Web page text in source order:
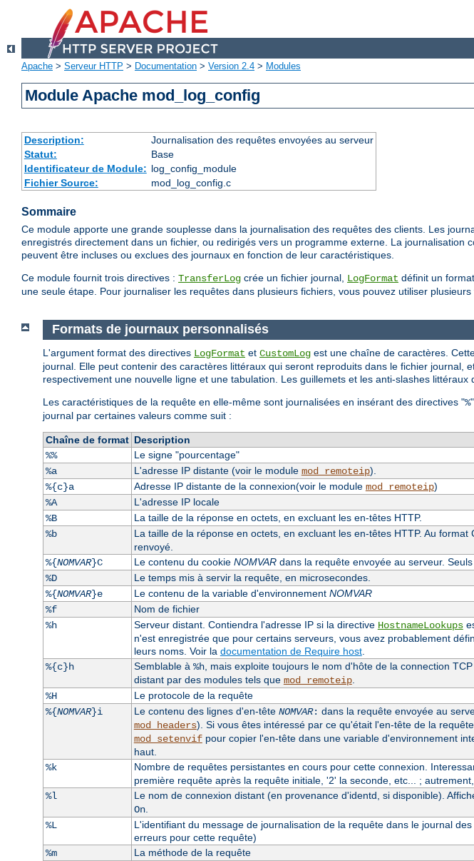
Apache > Serveur HTTP > Documentation > Version 2.4 > Modules
Module Apache mod_log_config
Description:
Journalisation des requêtes envoyées au serveur
Statut:
Base
Identificateur de Module: log_config_module
Fichier Source:
mod_log_config.c
Sommaire
Ce module apporte une grande souplesse dans la journalisation des requêtes des clients. Les
enregistrés directement dans un fichier, ou redirigés vers un programme externe. La journalisation
peuvent être incluses ou exclues des journaux en fonction de leur caractéristiques.
Ce module fournit trois directives : TransferLog crée un fichier journal, LogFormat définit un
une seule étape. Pour journaliser les requêtes dans plusieurs fichiers, vous pouvez utiliser
Formats de journaux personnalisés
L'argument format des directives LogFormat et CustomLog est une chaîne de caractères.
journal. Elle peut contenir des caractères littéraux qui seront reproduits dans le fichier journal,
respectivement une nouvelle ligne et une tabulation. Les guillemets et les anti-slashes littéraux
Les caractéristiques de la requête en elle-même sont journalisées en insérant des directives "%
journal par certaines valeurs comme suit :
Chaîne de format Description
%%
Le signe "pourcentage"
%a
L'adresse IP distante (voir le module mod_remoteip).
%{c}a
Adresse IP distante de la connexion(voir le module mod_remoteip)
%A
L'adresse IP locale
%B
La taille de la réponse en octets, en excluant les en-têtes HTTP.
%b
La taille de la réponse en octets, en excluant les en-têtes HTTP. Au format
renvoyé.
%{NOMVAR}C Le contenu du cookie NOMVARdans la requête envoyée au serveur.
%D
Le temps mis à servir la requête, en microsecondes.
%{NOMVAR}e Le contenu de la variable d'environnement NOMVAR
%f
Nom de fichier
%h
Serveur distant. Contiendra l'adresse IP si la directive HostnameLookups
n'est enregistrée que pour certains serveurs, vous avez probablement
leurs noms. Voir la documentation de Require host.
%{c}h
Semblable à %h, mais exploite toujours le nom d'hôte de la connection
distant par des modules tels que mod_remoteip.
%H
Le protocole de la requête
%{NOMVAR}i Le contenu des lignes d'en-tête NOMVAR: dans la requête envoyée au
mod_headers). Si vous êtes intéressé par ce qu'était l'en-tête de la
mod_setenvifpour copier l'en-tête dans une variable d'environnement
haut.
%k
Nombre de requêtes persistantes en cours pour cette connexion.
première requête après la requête initiale, '2' la seconde, etc... ;
%l
Le nom de connexion distant (en provenance d'identd, si disponible).
On.
%L
L'identifiant du message de journalisation de la requête dans le journal
erreurs pour cette requête)
%m
La méthode de la requête